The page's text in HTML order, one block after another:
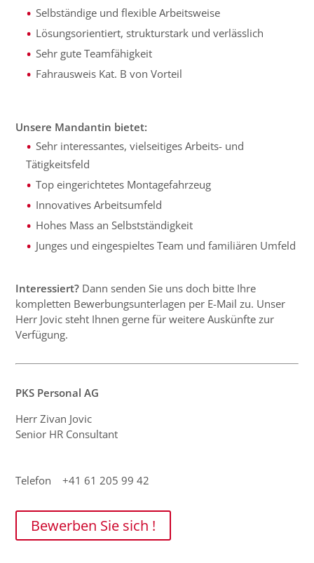
Selbständige und flexible Arbeitsweise
Lösungsorientiert, strukturstark und verlässlich
Sehr gute Teamfähigkeit
Fahrausweis Kat. B von Vorteil
Unsere Mandantin bietet:
Sehr interessantes, vielseitiges Arbeits- und
Tätigkeitsfeld
Top eingerichtetes Montagefahrzeug
Innovatives Arbeitsumfeld
Hohes Mass an Selbstständigkeit
Junges und eingespieltes Team und familiären Umfeld
Interessiert? Dann senden Sie uns doch bitte Ihre
kompletten Bewerbungsunterlagen per E-Mail zu. Unser
Herr Jovic steht Ihnen gerne für weitere Auskünfte zur
Verfügung.
PKS Personal AG
Herr Zivan Jovic
Senior HR Consultant
Telefon +41 61 205 99 42
Bewerben Sie sich !